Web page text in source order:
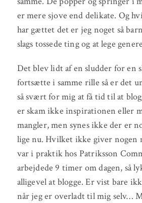
er mere sjove end delikate. Og
har gættet det er jeg noget så
slags tossede ting og at lege
Det blev lidt af en sludder for en
fortsætte i samme rille så er det
så svært for mig at få tid til at
er skam ikke inspirationen eller
mangler, men synes ikke der er
lige nu. Hvilket ikke giver nogen
var i praktik hos Patriksson
arbejdede 9 timer om dagen, så
alligevel at blogge. Er vist bare
når jeg er overladt til mig selv…